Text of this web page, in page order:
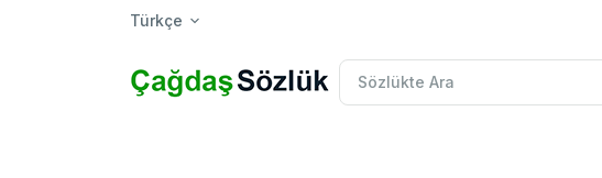
Türkçe